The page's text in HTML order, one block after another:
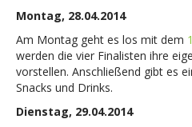
Montag, 28.04.2014
Am Montag geht es los mit dem
werden die vier Finalisten ihre
vorstellen. Anschließend gibt es
Snacks und Drinks.
Dienstag, 29.04.2014